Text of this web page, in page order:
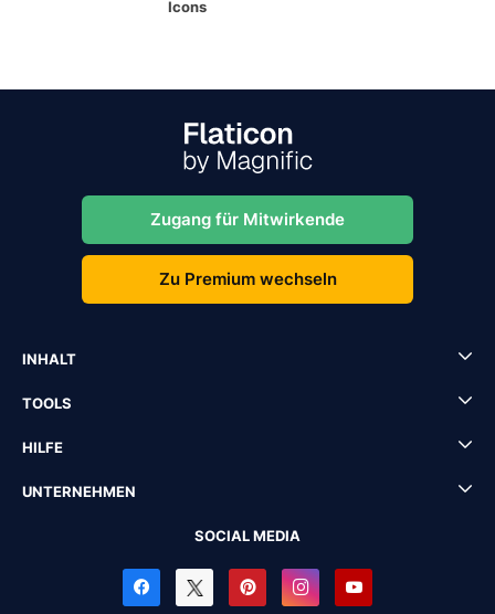
Icons
Zugang für Mitwirkende
Zu Premium wechseln
INHALT
TOOLS
HILFE
UNTERNEHMEN
SOCIAL MEDIA